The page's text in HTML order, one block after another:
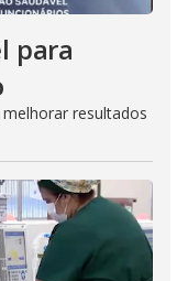
para
resultados